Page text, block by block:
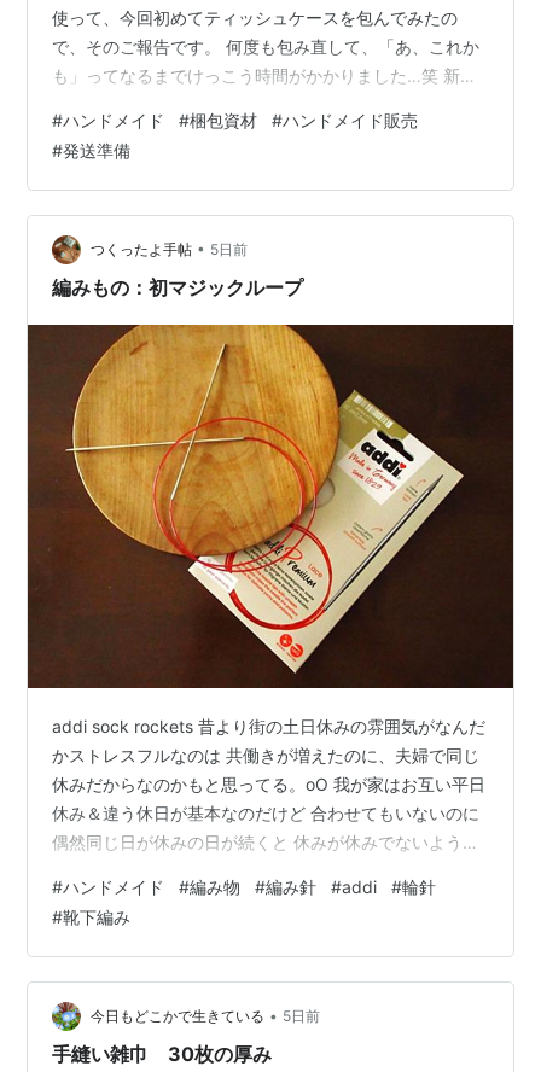
使って、今回初めてティッシュケースを包んでみたの
で、そのご報告です。 何度も包み直して、「あ、これか
も」ってなるまでけっこう時間がかかりました…笑 新し
こちらのティッシュケース。オフホワイトの薄葉紙で包
んで、ブラックのヘンプコードでキュッと結びました。
薄葉紙越しに柄がうっすら透けて見えるので、開ける前
からちょっとワクワクしてもらえたら嬉しいなと思って
います。 リボンの掛け方、地味に悩みました 最初は十字
掛けじゃない…
#ハンドメイド #梱包資材 #ハンドメイド販売
#発送準備
つくったよ手帖 • 5日前
編みもの：初マジックループ
addi sock rockets 昔より街の土日休みの雰囲気がなんだ
かストレスフルなのは 共働きが増えたのに、夫婦で同じ
休みだからなのかもと思ってる。oO 我が家はお互い平日
休み＆違う休日が基本なのだけど 合わせてもいないのに
偶然同じ日が休みの日が続くと 休みが休みでないような
限る 結婚する当初は恋人気分だし 同じ休みが良いと思う
んだろうけどね。。。 一緒に出掛けたい時とか子供の行
事とかあるなら その都度休みを取ればいいんで 平常時休
日は違う方が、上手くいくと思うんだがね ということで
2連休 Day1は、主人在宅で忙しく過ごして何もでき…
#ハンドメイド #編み物 #編み針 #addi #輪針
#靴下編み
今日もどこかで生きている • 5日前
手縫い雑巾 30枚の厚み